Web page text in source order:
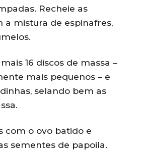
Recheie as
a mistura de espinafres,
16 discos de massa –
mais pequenos – e
selando bem as
com o ovo batido e
sementes de papoila.